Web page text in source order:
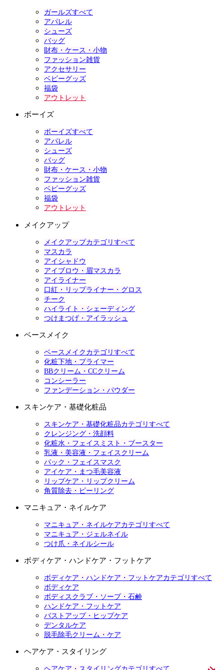
ガールズすべて
アパレル
シューズ
バッグ
財布・ケース・小物
ファッション雑貨
アクセサリー
ベビーグッズ
福袋
アウトレット
ボーイズ
ボーイズすべて
アパレル
シューズ
バッグ
財布・ケース・小物
ファッション雑貨
ベビーグッズ
福袋
アウトレット
メイクアップ
メイクアップカテゴリすべて
マスカラ
アイシャドウ
アイブロウ・眉マスカラ
アイライナー
口紅・リップライナー・グロス
チーク
ハイライト・シェーディング
つけまつげ・アイラッシュ
ベースメイク
ベースメイクカテゴリすべて
化粧下地・プライマー
BBクリーム・CCクリーム
コンシーラー
ファンデーション・パウダー
スキンケア・基礎化粧品
スキンケア・基礎化粧品カテゴリすべて
クレンジング・洗顔料
化粧水・フェイスミスト・ブースター
乳液・美容液・フェイスクリーム
パック・フェイスマスク
アイケア・まつ毛美容液
リップケア・リップクリーム
角質除去・ピーリング
マニキュア・ネイルケア
マニキュア・ネイルケアカテゴリすべて
マニキュア・ジェルネイル
つけ爪・ネイルシール
ボディケア・ハンドケア・フットケア
ボディケア・ハンドケア・フットケアカテゴリすべて
ボディケア
ボディスクラブ・ソープ・石鹸
ハンドケア・フットケア
バストアップ・ヒップケア
デンタルケア
脱毛除毛クリーム・ケア
ヘアケア・スタイリング